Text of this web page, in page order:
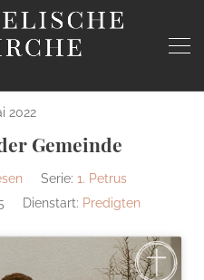
2022
Gemeinde
Serie: 1. Petrus
Dienstart: Predigten